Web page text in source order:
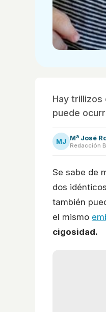
Hay
puede
MJ Mª José
Redacción
Se sabe de
dos
también
el mismo
cigosidad.